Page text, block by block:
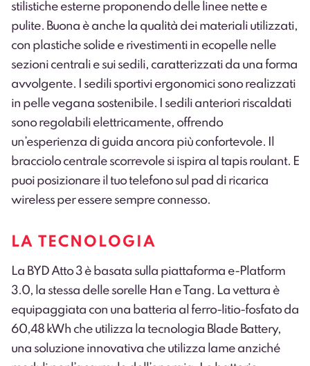
stilistiche esterne proponendo delle linee nette e
pulite. Buona è anche la qualità dei materiali utilizzati,
con plastiche solide e rivestimenti in ecopelle nelle
sezioni centrali e sui sedili, caratterizzati da una forma
avvolgente. I sedili sportivi ergonomici sono realizzati
in pelle vegana sostenibile.
I sedili anteriori riscaldati
sono regolabili elettricamente, offrendo
un’esperienza di guida ancora più confortevole. Il
bracciolo centrale scorrevole si ispira al tapis roulant. E
puoi posizionare il tuo telefono sul pad di ricarica
wireless per essere sempre connesso.
LA TECNOLOGIA
La BYD Atto 3 è basata sulla piattaforma e-Platform
3.0, la stessa delle sorelle Han e Tang. La vettura è
equipaggiata con una batteria al ferro-litio-fosfato da
60,48 kWh che utilizza la tecnologia Blade Battery,
una soluzione innovativa che utilizza lame anziché